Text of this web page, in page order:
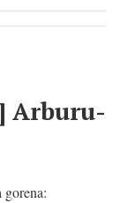
Arburu-